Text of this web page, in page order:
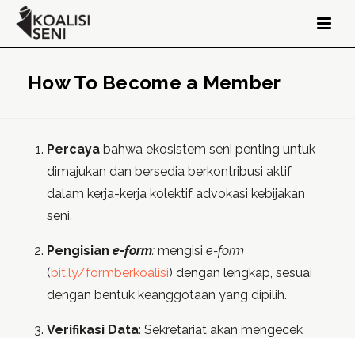
How To Become a Member
Percaya bahwa ekosistem seni penting untuk
dimajukan dan bersedia berkontribusi aktif
dalam kerja-kerja kolektif advokasi kebijakan
seni.
Pengisian e-form: mengisi e-form
(bit.ly/formberkoalisi) dengan lengkap, sesuai
dengan bentuk keanggotaan yang dipilih.
Verifikasi Data: Sekretariat akan mengecek